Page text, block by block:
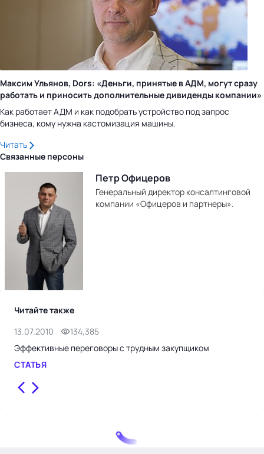
Максим Ульянов, Dors: «Деньги, принятые в АДМ, могут сразу
работать и приносить дополнительные дивиденды компании»
Как работает АДМ и как подобрать устройство под запрос
бизнеса, кому нужна кастомизация машины.
Читать
Связанные персоны
Петр Офицеров
Генеральный директор консалтинговой
компании «Офицеров и партнеры».
Читайте также
13.07.2010
134,385
Эффективные переговоры с трудным закупщиком
СТАТЬЯ